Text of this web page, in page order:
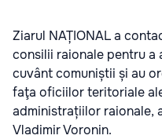
Ziarul NAȚIONAL a
consilii raionale pentru a
cuvânt comuniștii și au
faţa oficiilor teritoriale
administrațiilor raionale,
Vladimir Voronin.